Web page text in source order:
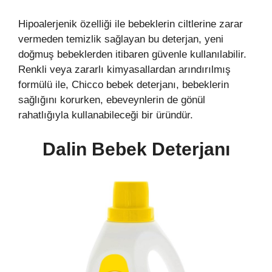
Hipoalerjenik özelliği ile bebeklerin ciltlerine zarar
vermeden temizlik sağlayan bu deterjan, yeni
doğmuş bebeklerden itibaren güvenle kullanılabilir.
Renkli veya zararlı kimyasallardan arındırılmış
formülü ile, Chicco bebek deterjanı, bebeklerin
sağlığını korurken, ebeveynlerin de gönül
rahatlığıyla kullanabileceği bir üründür.
Dalin Bebek Deterjanı